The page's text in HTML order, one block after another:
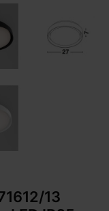
13